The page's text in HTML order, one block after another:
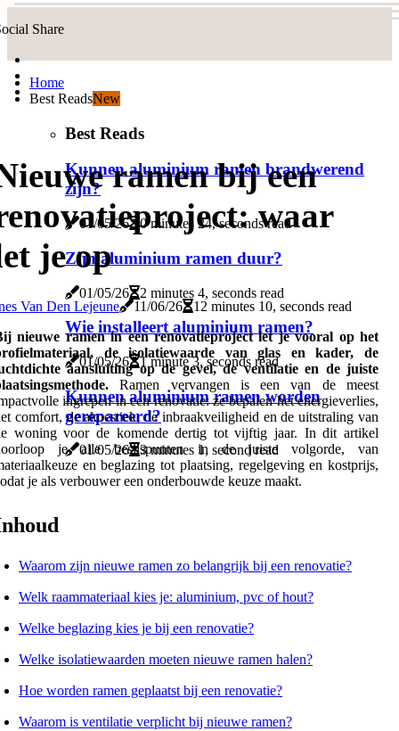
Share
Home
Best ReadsNew
Best Reads
Kunnen aluminium ramen brandwerend
zijn?
01/05/26 0 minutes 24, seconds read
Zijn aluminium ramen duur?
01/05/26 2 minutes 4, seconds read
Wie installeert aluminium ramen?
01/05/26 1 minute 3, seconds read
Kunnen aluminium ramen worden
gerepareerd?
01/05/26 3 minutes 1, second read
ramen bij een
waar
je op
Van Den Lejeune 11/06/26
12 minutes 10, seconds read
nieuwe ramen in een renovatieproject let je vooral op het
de isolatiewaarde van glas en kader, de
aansluiting op de gevel, de ventilatie en de juiste
Ramen vervangen is een van de meest
ingrepen in een renovatie: ze bepalen het energieverlies,
comfort, de akoestiek, de inbraakveiligheid en de uitstraling van
woning voor de komende dertig tot vijftig jaar. In dit artikel
je alle beslispunten in de juiste volgorde, van
en beglazing tot plaatsing, regelgeving en kostprijs,
je als verbouwer een onderbouwde keuze maakt.
Waarom zijn nieuwe ramen zo belangrijk bij een renovatie?
Welk raammateriaal kies je: aluminium, pvc of hout?
Welke beglazing kies je bij een renovatie?
Welke isolatiewaarden moeten nieuwe ramen halen?
Hoe worden ramen geplaatst bij een renovatie?
Waarom is ventilatie verplicht bij nieuwe ramen?